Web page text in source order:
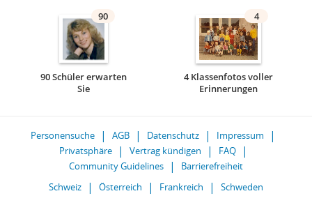
90
90 Schüler erwarten
Sie
4
4 Klassenfotos voller
Erinnerungen
Personensuche AGB Datenschutz
Impressum
Privatsphäre
Vertrag kündigen
FAQ
Community Guidelines
Barrierefreiheit
Schweiz
Österreich Frankreich Schweden